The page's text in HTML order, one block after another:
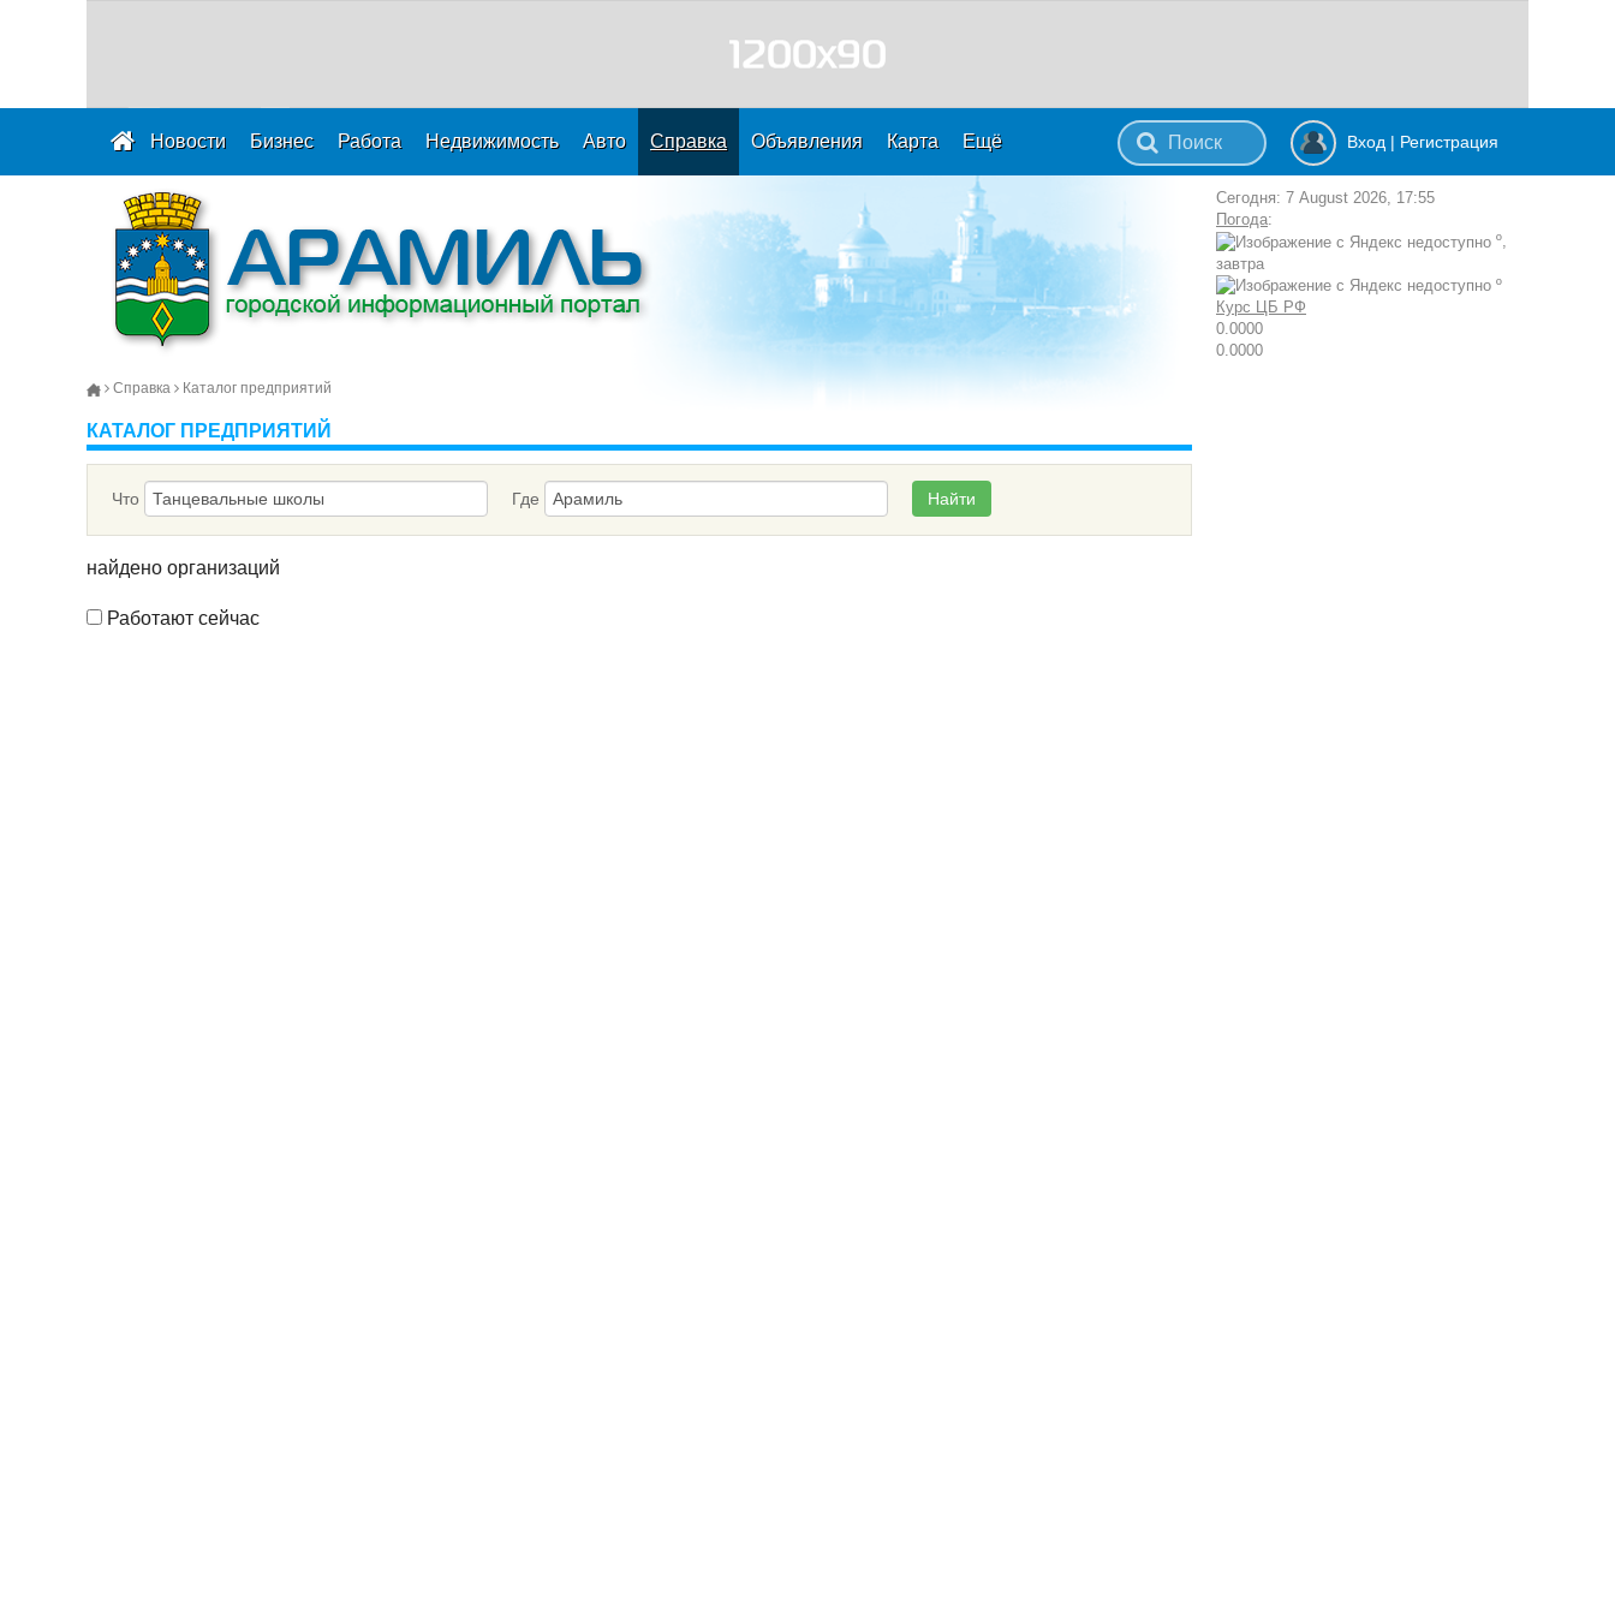
Новости Бизнес Работа Недвижимость Авто Справка Объявления Карта Ещё Вход | Регистрация
Сегодня: 7 August 2026, 17:55
Погода:
º,
завтра
º
Курс ЦБ РФ
0.0000
0.0000
Справка Каталог предприятий
КАТАЛОГ ПРЕДПРИЯТИЙ
Что Где
найдено организаций
Работают сейчас